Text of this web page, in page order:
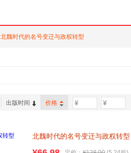
北魏时代的名号变迁与政权转型
出版时间 价格 -
北魏时代的名号变迁与政权转型